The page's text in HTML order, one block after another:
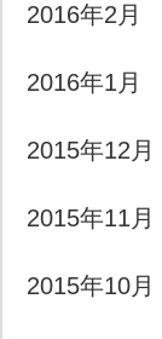
2016年2月
2016年1月
2015年12月
2015年11月
2015年10月